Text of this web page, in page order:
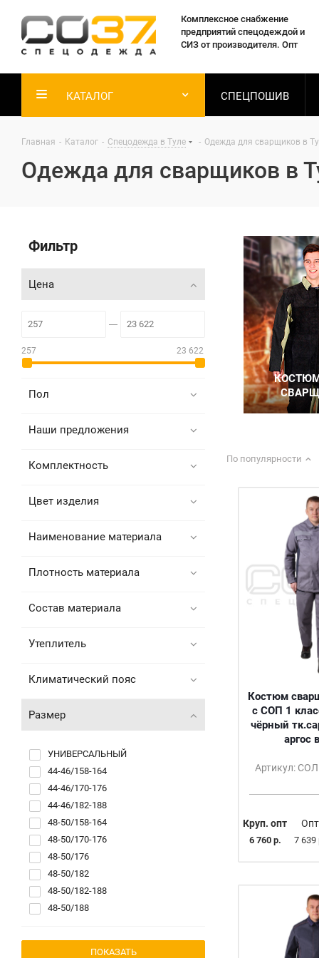
Комплексное снабжение
предприятий спецодеждой и
СИЗ от производителя. Опт
КАТАЛОГ СПЕЦПОШИВ
Главная - Каталог - Спецодежда в Туле - Одежда для сварщиков в
Одежда для сварщиков в
По популярности
Костюм
с СОП 1
чёрный
аргос
Артикул:
Круп. опт
6 760 р.
Опт
7 639
Фильтр
Цена
257 23 622
Пол
Наши предложения
Комплектность
Цвет изделия
Наименование материала
Плотность материала
Состав материала
Утеплитель
Климатический пояс
Размер
УНИВЕРСАЛЬНЫЙ
44-46/158-164
44-46/170-176
44-46/182-188
48-50/158-164
48-50/170-176
48-50/176
48-50/182
48-50/182-188
48-50/188
52-54/158-164